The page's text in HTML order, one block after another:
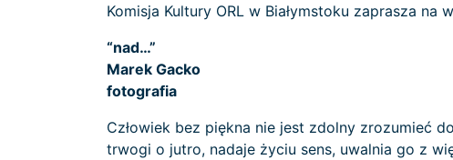
Komisja Kultury ORL w Białymstoku zaprasza na
“nad…”
Marek Gacko
fotografia
Człowiek bez piękna nie jest zdolny zrozumieć
trwogi o jutro, nadaje życiu sens, uwalnia go z